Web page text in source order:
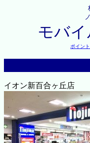
モバイ
ポイント
イオン新百合ヶ丘店